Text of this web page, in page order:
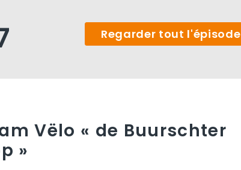
Regarder tout l'épisode
Vëlo « de Buurschter
»